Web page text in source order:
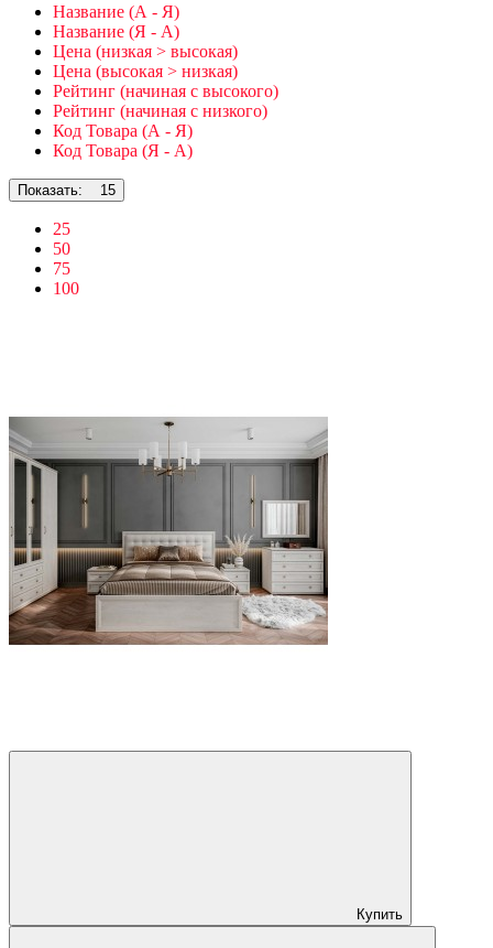
Название (А - Я)
Название (Я - А)
Цена (низкая > высокая)
Цена (высокая > низкая)
Рейтинг (начиная с высокого)
Рейтинг (начиная с низкого)
Код Товара (А - Я)
Код Товара (Я - А)
Показать: 15
25
50
75
100
Купить